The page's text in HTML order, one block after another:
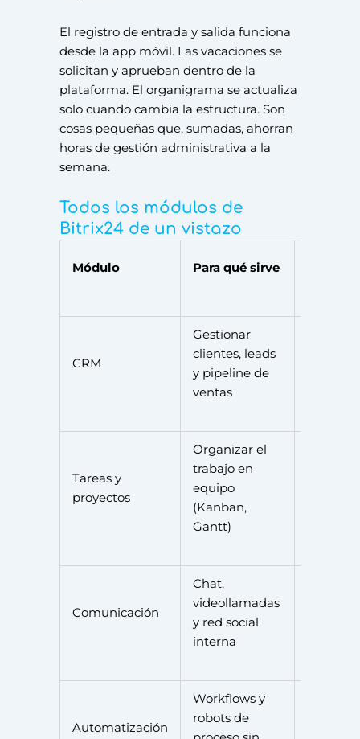
El registro de entrada y salida funciona
desde la app móvil. Las vacaciones se
solicitan y aprueban dentro de la
plataforma. El organigrama se actualiza
solo cuando cambia la estructura. Son
cosas pequeñas que, sumadas, ahorran
horas de gestión administrativa a la
semana.
Todos los módulos de
Bitrix24 de un vistazo
Módulo Para qué sirve
CRM
Gestionar
clientes, leads
y pipeline de
ventas
Tareas y
proyectos
Organizar el
trabajo en
equipo
(Kanban,
Gantt)
Comunicación
Chat,
videollamadas
y red social
interna
Automatización
Workflows y
robots de